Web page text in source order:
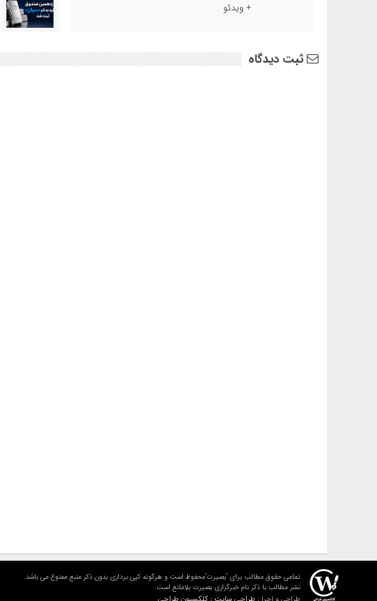
+ ویدئو
ثبت دیدگاه
تمامی حقوق مطالب برای "بصیرت"محفوظ است و هرگونه کپی برداری بدون ذکر منبع ممنوع می باشد.
نشر مطالب با ذکر نام خبرگزاری بصیرت بلامانع است.